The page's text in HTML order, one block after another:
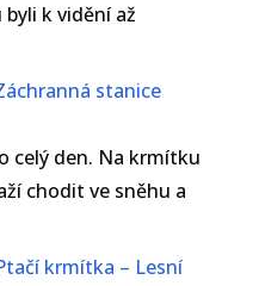
k vidění až
stanice
celý den. Na krmítku
chodit ve sněhu a
krmítka – Lesní